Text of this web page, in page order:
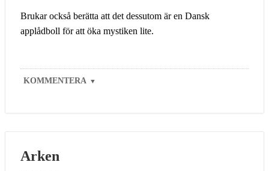
Brukar också berätta att det dessutom är en Dansk
applådboll för att öka mystiken lite.
KOMMENTERA ▼
Arken